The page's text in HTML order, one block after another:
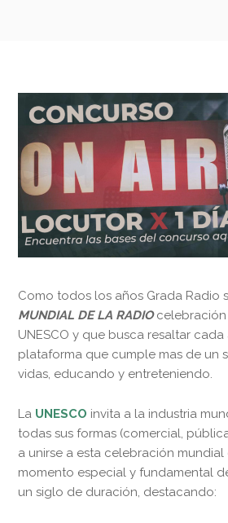
Como todos los años Grada Radio
MUNDIAL DE LA RADIOcelebración
UNESCO y que busca resaltar
plataforma que cumple mas de un
vidas, educando y entreteniendo.
La UNESCO invita a la industria
todas sus formas (comercial,
a unirse a esta celebración
momento especial y fundamental
un siglo de duración, destacando: